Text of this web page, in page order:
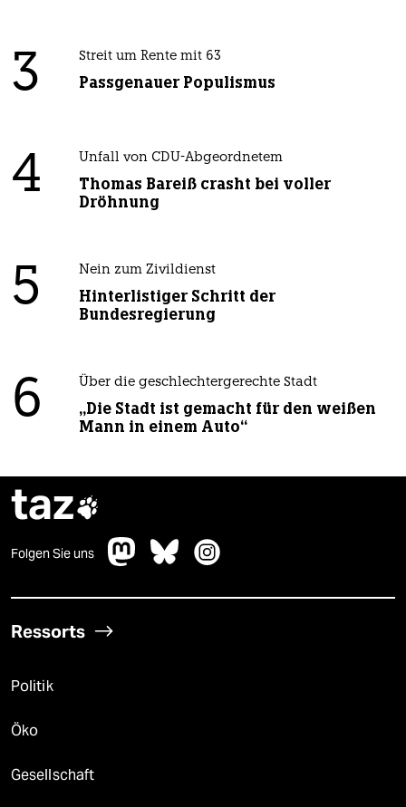
3 Streit um Rente mit 63
Passgenauer Populismus
4 Unfall von CDU-Abgeordnetem
Thomas Bareiß crasht bei voller
Dröhnung
5 Nein zum Zivildienst
Hinterlistiger Schritt der
Bundesregierung
6 Über die geschlechtergerechte Stadt
„Die Stadt ist gemacht für den weißen
Mann in einem Auto“
taz
Folgen Sie uns
Ressorts
Politik
Öko
Gesellschaft